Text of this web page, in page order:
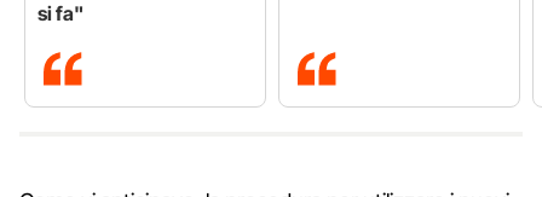
si fa"